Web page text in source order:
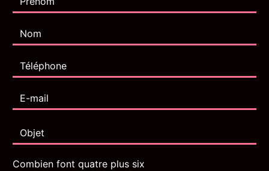
Combien font quatre plus six